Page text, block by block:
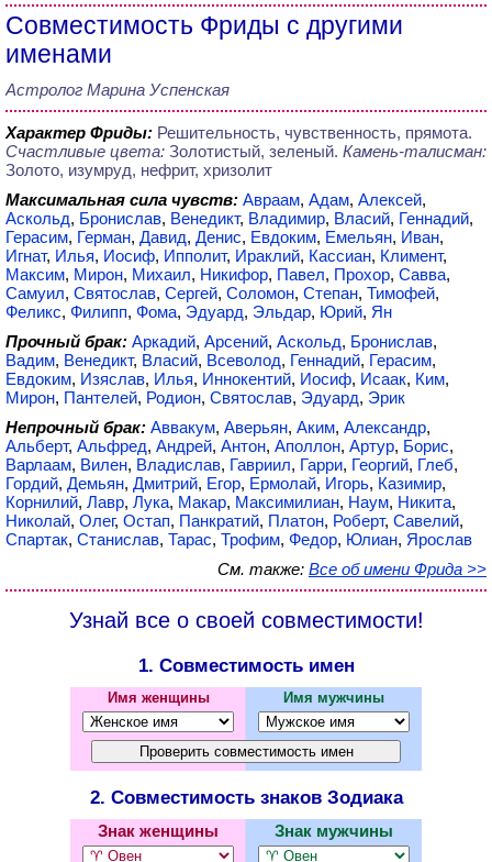
Совместимость Фриды с другими
именами
Астролог Марина Успенская
Характер Фриды: Решительность, чувственность, прямота.
Счастливые цвета: Золотистый, зеленый. Камень-талисман:
Золото, изумруд, нефрит, хризолит
Максимальная сила чувств: Авраам, Адам, Алексей,
Аскольд, Бронислав, Венедикт, Владимир, Власий, Геннадий,
Герасим, Герман, Давид, Денис, Евдоким, Емельян, Иван,
Игнат, Илья, Иосиф, Ипполит, Ираклий, Кассиан, Климент,
Максим, Мирон, Михаил, Никифор, Павел, Прохор, Савва,
Самуил, Святослав, Сергей, Соломон, Степан, Тимофей,
Феликс, Филипп, Фома, Эдуард, Эльдар, Юрий, Ян
Прочный брак: Аркадий, Арсений, Аскольд, Бронислав,
Вадим, Венедикт, Власий, Всеволод, Геннадий, Герасим,
Евдоким, Изяслав, Илья, Иннокентий, Иосиф, Исаак, Ким,
Мирон, Пантелей, Родион, Святослав, Эдуард, Эрик
Непрочный брак: Аввакум, Аверьян, Аким, Александр,
Альберт, Альфред, Андрей, Антон, Аполлон, Артур, Борис,
Варлаам, Вилен, Владислав, Гавриил, Гарри, Георгий, Глеб,
Гордий, Демьян, Дмитрий, Егор, Ермолай, Игорь, Казимир,
Корнилий, Лавр, Лука, Макар, Максимилиан, Наум, Никита,
Николай, Олег, Остап, Панкратий, Платон, Роберт, Савелий,
Спартак, Станислав, Тарас, Трофим, Федор, Юлиан, Ярослав
См. также: Все об имени Фрида >>
Узнай все о своей совместимости!
1. Совместимость имен
Имя женщины Имя мужчины
2. Совместимость знаков Зодиака
Знак женщины Знак мужчины